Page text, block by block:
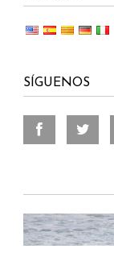
SÍGUENOS